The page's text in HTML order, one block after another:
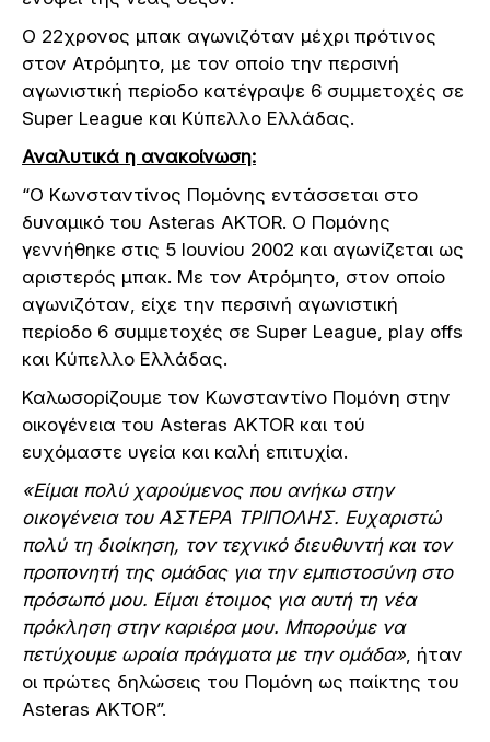
Ο 22χρονος μπακ αγωνιζόταν μέχρι πρότινος
στον Ατρόμητο, με τον οποίο την περσινή
αγωνιστική περίοδο κατέγραψε 6 συμμετοχές σε
Super League και Κύπελλο Ελλάδας.
Αναλυτικά η ανακοίνωση:
“Ο Κωνσταντίνος Πομόνης εντάσσεται στο
δυναμικό του Asteras AKTOR. Ο Πομόνης
γεννήθηκε στις 5 Ιουνίου 2002 και αγωνίζεται ως
αριστερός μπακ. Με τον Ατρόμητο, στον οποίο
αγωνιζόταν, είχε την περσινή αγωνιστική
περίοδο 6 συμμετοχές σε Super League, play offs
και Κύπελλο Ελλάδας.
Καλωσορίζουμε τον Κωνσταντίνο Πομόνη στην
οικογένεια του Asteras AKTOR και τού
ευχόμαστε υγεία και καλή επιτυχία.
«Είμαι πολύ χαρούμενος που ανήκω στην
οικογένεια του ΑΣΤΕΡΑ ΤΡΙΠΟΛΗΣ. Ευχαριστώ
πολύ τη διοίκηση, τον τεχνικό διευθυντή και τον
προπονητή της ομάδας για την εμπιστοσύνη στο
πρόσωπό μου. Είμαι έτοιμος για αυτή τη νέα
πρόκληση στην καριέρα μου. Μπορούμε να
πετύχουμε ωραία πράγματα με την ομάδα», ήταν
οι πρώτες δηλώσεις του Πομόνη ως παίκτης του
Asteras AKTOR”.